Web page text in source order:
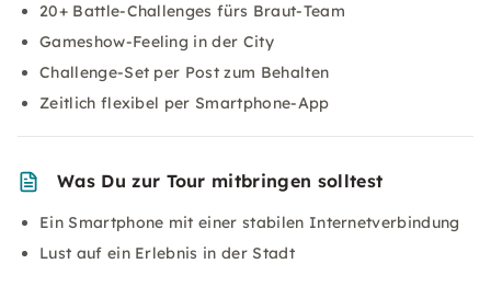
20+ Battle-Challenges fürs Braut-Team
Gameshow-Feeling in der City
Challenge-Set per Post zum Behalten
Zeitlich flexibel per Smartphone-App
Was Du zur Tour mitbringen solltest
Ein Smartphone mit einer stabilen Internetverbindung
Lust auf ein Erlebnis in der Stadt